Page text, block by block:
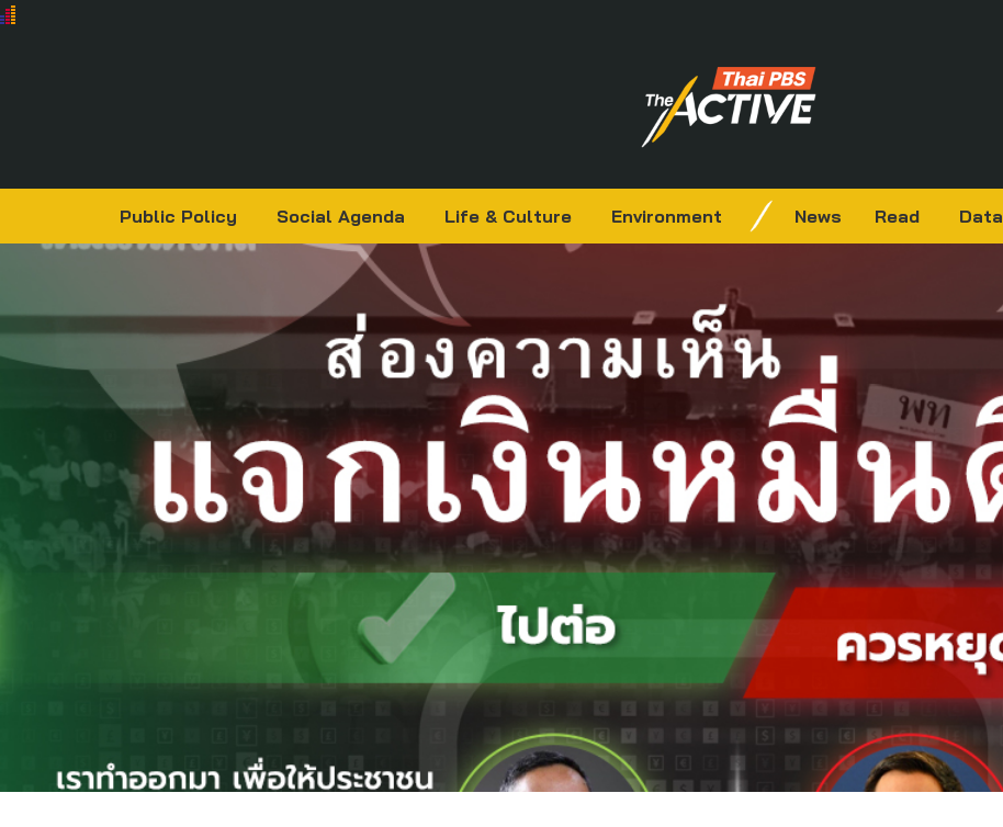
Public Policy Social Agenda Life & Culture Environment News Read Data